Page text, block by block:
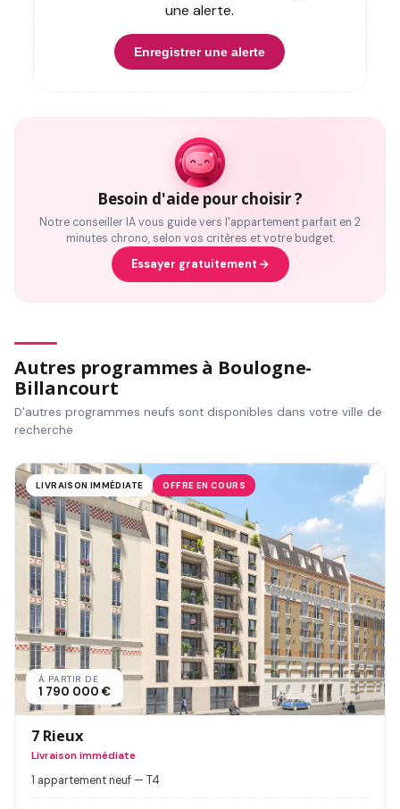
une alerte.
Enregistrer une alerte
Besoin d'aide pour choisir ?
Notre conseiller IA vous guide vers l'appartement parfait en 2
minutes chrono, selon vos critères et votre budget.
Essayer gratuitement
Autres programmes à Boulogne-
Billancourt
D'autres programmes neufs sont disponibles dans votre ville de
recherche
LIVRAISON IMMÉDIATE OFFRE EN COURS
À PARTIR DE
1 790 000 €
7 Rieux
Livraison immédiate
1 appartement neuf — T4